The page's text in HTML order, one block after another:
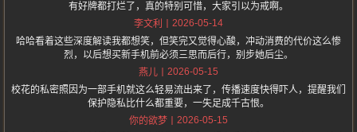
有好牌都打烂了，真的特别可惜，大家引以为戒啊。
李文利
2026-05-14
哈哈看着这些深度解读我都想笑，但笑完又觉得心酸，冲动消费的代价这么惨
烈，以后想买新手机前必须三思而后行，别步她后尘。
燕儿
2026-05-15
校花的私密照因为一部手机就这么轻易流出来了，传播速度快得吓人，提醒我们
保护隐私比什么都重要，一失足成千古恨。
你的欲梦
2026-05-15